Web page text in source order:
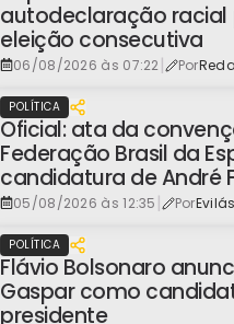
autodeclaração racial
eleição consecutiva
06/08/2026 às 07:22| Por
POLÍTICA
Oficial: ata da
Federação Brasil da
candidatura de André
05/08/2026 às 12:35 | Por
POLÍTICA
Flávio Bolsonaro
Gaspar como
presidente